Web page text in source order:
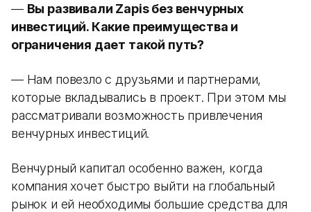
— Вы развивали Zapis без венчурных
инвестиций. Какие преимущества и
ограничения дает такой путь?
— Нам повезло с друзьями и партнерами,
которые вкладывались в проект. При этом мы
рассматривали возможность привлечения
венчурных инвестиций.
Венчурный капитал особенно важен, когда
компания хочет быстро выйти на глобальный
рынок и ей необходимы большие средства для